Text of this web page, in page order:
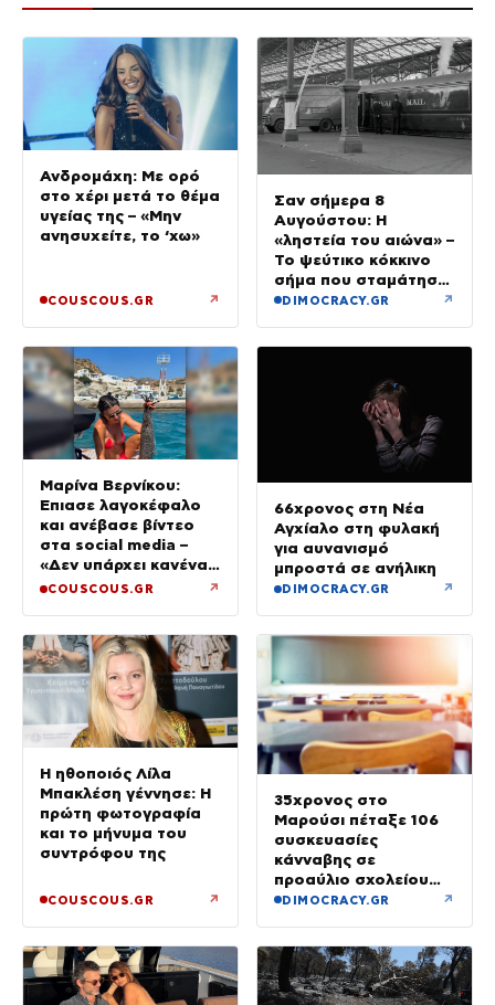
Ανδρομάχη: Με ορό
στο χέρι μετά το θέμα
υγείας της – «Μην
ανησυχείτε, το ‘χω»
COUSCOUS.GR ↗
Σαν σήμερα 8
Αυγούστου: Η
«ληστεία του αιώνα» –
Το ψεύτικο κόκκινο
σήμα που σταμάτησε
τρένο με 2,6 εκατ.
DIMOCRACY.GR ↗
Μαρίνα Βερνίκου:
Έπιασε λαγοκέφαλο
και ανέβασε βίντεο
στα social media –
«Δεν υπάρχει κανένας
λόγος να φοβόμαστε»
COUSCOUS.GR ↗
66χρονος στη Νέα
Αγχίαλο στη φυλακή
για αυνανισμό
μπροστά σε ανήλικη
DIMOCRACY.GR ↗
Η ηθοποιός Λίλα
Μπακλέση γέννησε: Η
πρώτη φωτογραφία
και το μήνυμα του
συντρόφου της
COUSCOUS.GR ↗
35χρονος στο
Μαρούσι πέταξε 106
συσκευασίες
κάνναβης σε
προαύλιο σχολείου
και έφυγε μόλις είδε
DIMOCRACY.GR ↗